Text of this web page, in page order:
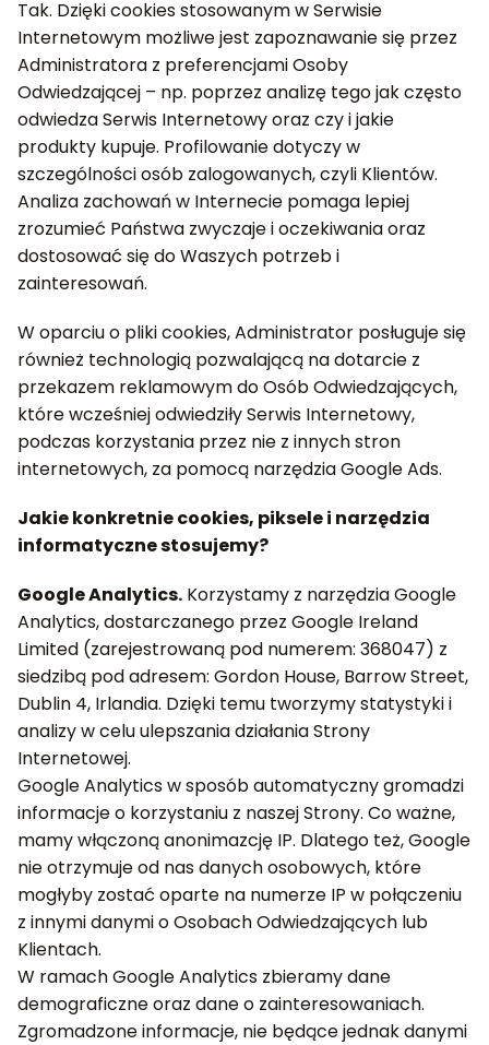
Tak. Dzięki cookies stosowanym w Serwisie
Internetowym możliwe jest zapoznawanie się przez
Administratora z preferencjami Osoby
Odwiedzającej – np. poprzez analizę tego jak często
odwiedza Serwis Internetowy oraz czy i jakie
produkty kupuje. Profilowanie dotyczy w
szczególności osób zalogowanych, czyli Klientów.
Analiza zachowań w Internecie pomaga lepiej
zrozumieć Państwa zwyczaje i oczekiwania oraz
dostosować się do Waszych potrzeb i
zainteresowań.
W oparciu o pliki cookies, Administrator posługuje się
również technologią pozwalającą na dotarcie z
przekazem reklamowym do Osób Odwiedzających,
które wcześniej odwiedziły Serwis Internetowy,
podczas korzystania przez nie z innych stron
internetowych, za pomocą narzędzia Google Ads.
Jakie konkretnie cookies, piksele i narzędzia
informatyczne stosujemy?
Google Analytics. Korzystamy z narzędzia Google
Analytics, dostarczanego przez Google Ireland
Limited (zarejestrowaną pod numerem: 368047) z
siedzibą pod adresem: Gordon House, Barrow Street,
Dublin 4, Irlandia. Dzięki temu tworzymy statystyki i
analizy w celu ulepszania działania Strony
Internetowej.
Google Analytics w sposób automatyczny gromadzi
informacje o korzystaniu z naszej Strony. Co ważne,
mamy włączoną anonimazcję IP. Dlatego też, Google
nie otrzymuje od nas danych osobowych, które
mogłyby zostać oparte na numerze IP w połączeniu
z innymi danymi o Osobach Odwiedzających lub
Klientach.
W ramach Google Analytics zbieramy dane
demograficzne oraz dane o zainteresowaniach.
Zgromadzone informacje, nie będące jednak danymi